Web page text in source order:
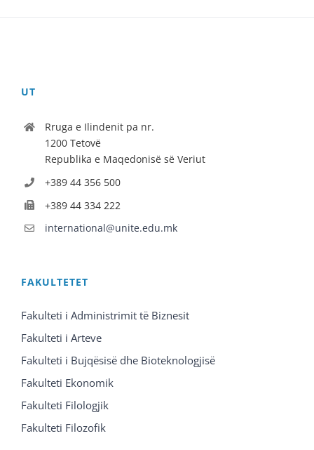
UT
Rruga e Ilindenit pa nr.
1200 Tetovë
Republika e Maqedonisë së Veriut
+389 44 356 500
+389 44 334 222
international@unite.edu.mk
FAKULTETET
Fakulteti i Administrimit të Biznesit
Fakulteti i Arteve
Fakulteti i Bujqësisë dhe Bioteknologjisë
Fakulteti Ekonomik
Fakulteti Filologjik
Fakulteti Filozofik